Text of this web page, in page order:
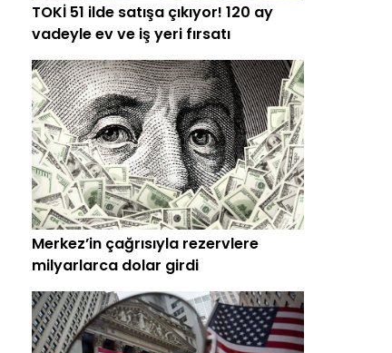
TOKİ 51 ilde satışa çıkıyor! 120 ay
vadeyle ev ve iş yeri fırsatı
Merkez’in çağrısıyla rezervlere
milyarlarca dolar girdi